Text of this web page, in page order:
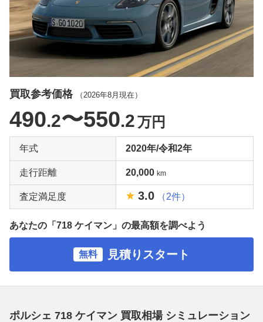
買取参考価格 （ 2026年8月 現在）
490.2〜550.2万円
年式 2020年/令和2年
走行距離 20,000 km
査定満足度 3.0 （2件）
あなたの「718 ケイマン」の最高額を調べよう
無料 見積りスタート
ポルシェ 718 ケイマン 買取相場 シミュレーション